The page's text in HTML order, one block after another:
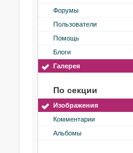
Форумы
Пользователи
Помощь
Блоги
Галерея
По секции
Изображения
Комментарии
Альбомы